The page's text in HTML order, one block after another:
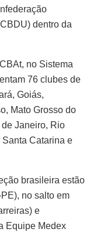
dentro da
no Sistema
76 clubes de
Goiás,
Mato Grosso do
Janeiro, Rio
Catarina e
brasileira estão
no salto em
e
Equipe Medex